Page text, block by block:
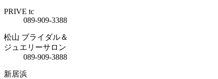
PRIVE tc
089-909-3388
松山 ブライダル＆
ジュエリーサロン
089-909-3888
新居浜